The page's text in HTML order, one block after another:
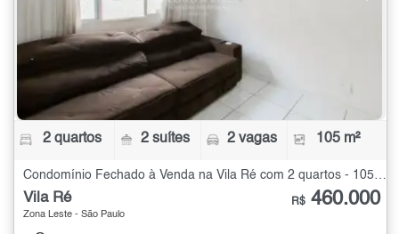
2 quartos 2 suítes 2 vagas 105 m²
Condomínio Fechado à Venda na Vila Ré com 2 quartos - 105 m²
Vila Ré
Zona Leste - São Paulo
R$ 460.000